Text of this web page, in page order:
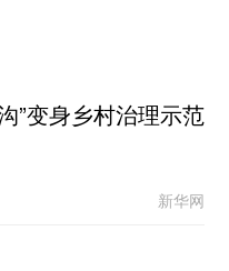
”变身乡村治理示范
新华网